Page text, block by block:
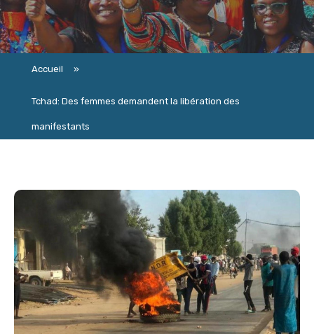
Accueil »
Tchad: Des femmes demandent la libération des
manifestants